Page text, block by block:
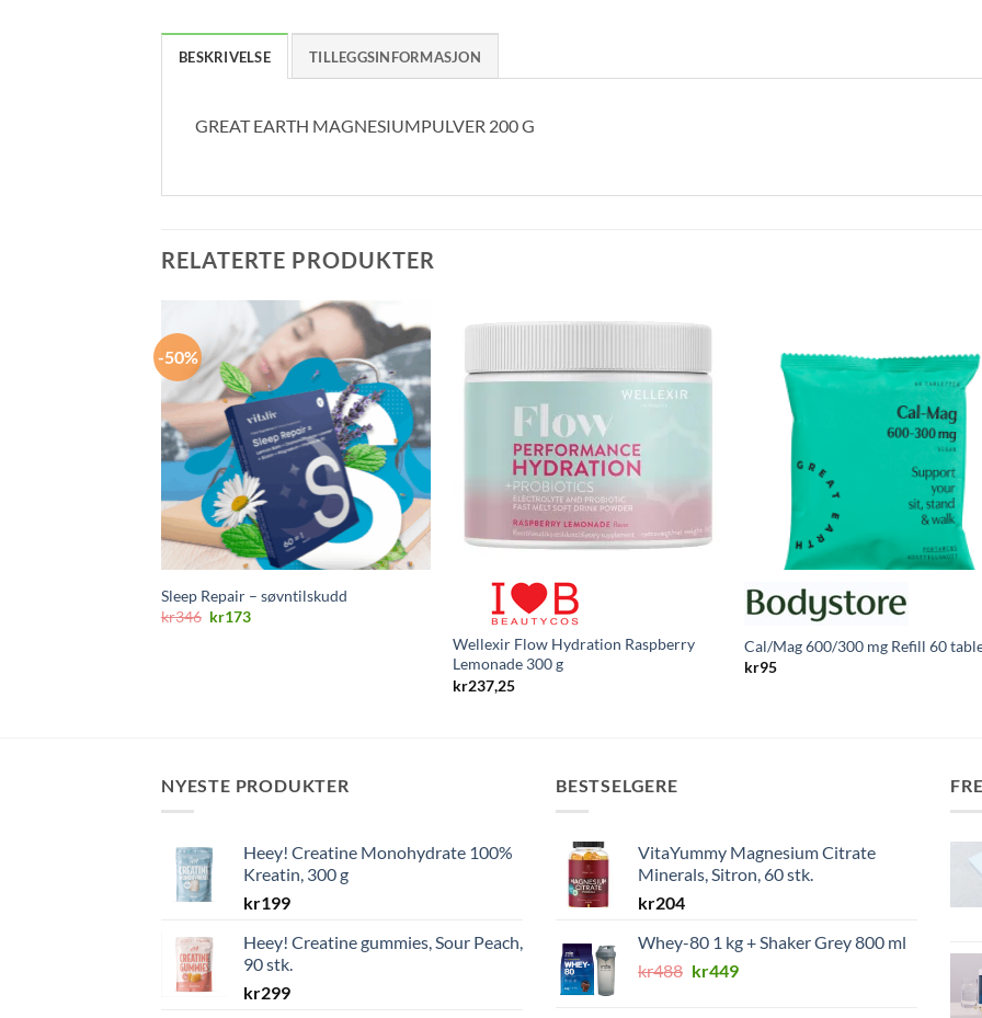
BESKRIVELSE TILLEGGSINFORMASJON
GREAT EARTH MAGNESIUMPULVER 200 G
RELATERTE PRODUKTER
-50%
Sleep Repair – søvntilskudd
kr346 Opprinnelig
kr173Nåværende
Wellexir Flow Hydration Raspberry
Lemonade 300 g
kr237,25
Cal/Mag 600/300 mg Refill 60
kr95
NYESTE PRODUKTER
Heey! Creatine Monohydrate 100%
Kreatin, 300 g
kr199
Heey! Creatine gummies, Sour Peach,
90 stk.
kr299
BESTSELGERE
VitaYummy Magnesium Citrate
Minerals, Sitron, 60 stk.
kr204
Whey-80 1 kg + Shaker Grey 800 ml
kr488 Opprinnelig
kr449Nåværende